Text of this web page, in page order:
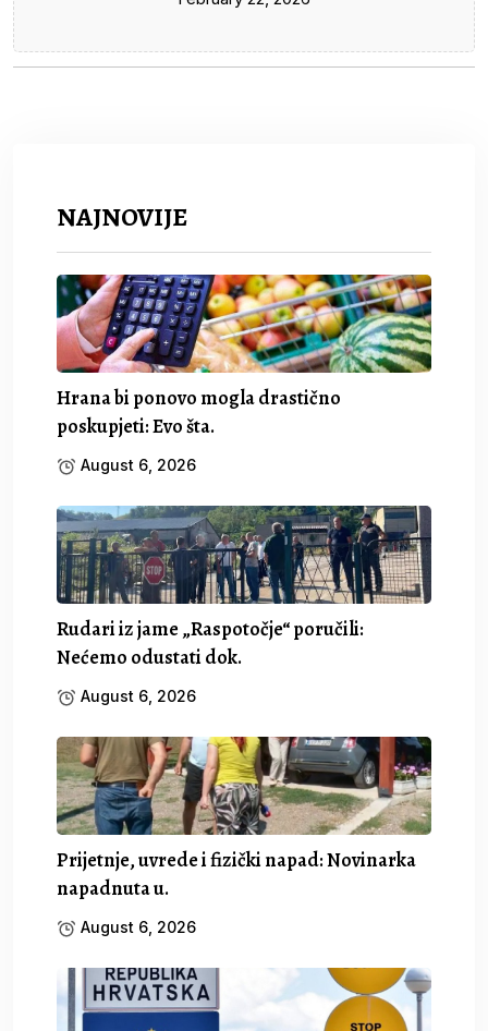
NAJNOVIJE
Hrana bi ponovo mogla drastično
poskupjeti: Evo šta.
August 6, 2026
Rudari iz jame „Raspotočje“ poručili:
Nećemo odustati dok.
August 6, 2026
Prijetnje, uvrede i fizički napad: Novinarka
napadnuta u.
August 6, 2026